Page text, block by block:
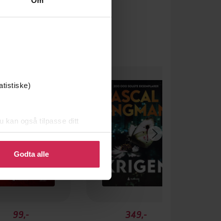
kan også tilpasse ditt
eller endre ditt samtykke.
Godta alle
99,-
349,-